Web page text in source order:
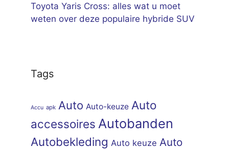
Toyota Yaris Cross: alles wat u moet
weten over deze populaire hybride SUV
Tags
Accu apk Auto Auto-keuze Auto
accessoires Autobanden
Autobekleding Auto keuze Auto